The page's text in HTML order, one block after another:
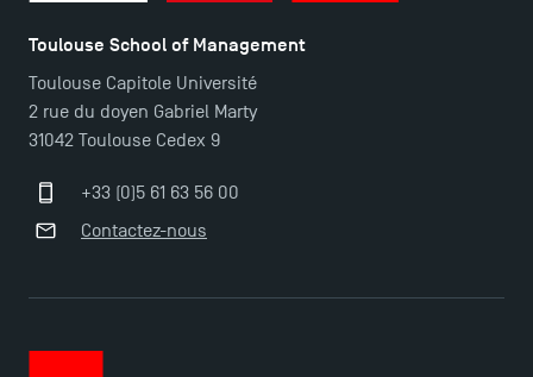
Toulouse School of Management
Toulouse Capitole Université
2 rue du doyen Gabriel Marty
31042 Toulouse Cedex 9
+33 (0)5 61 63 56 00
Contactez-nous